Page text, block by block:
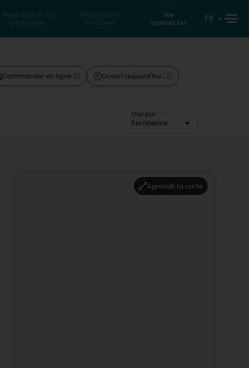
Rechercher un
particulier
Recherche
inversée
Me
connecter
FR
Commander en ligne (1) Ouvert aujourd'hui (2)
Trier par
Pertinence
Agrandir la carte